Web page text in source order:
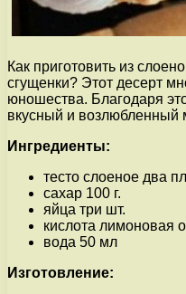
Как приготовить из
сгущенки? Этот десерт
юношества. Благодаря
вкусный и возлюбленный
Ингредиенты:
тесто слоеное два
сахар 100 г.
яйца три шт.
кислота лимоновая
вода 50 мл
Изготовление: